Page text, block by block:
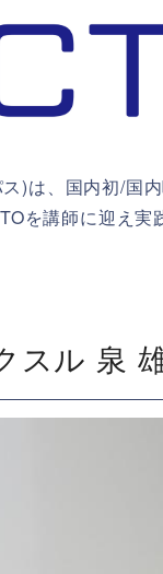
)は、国内初/国
を講師に迎え実
スル 泉